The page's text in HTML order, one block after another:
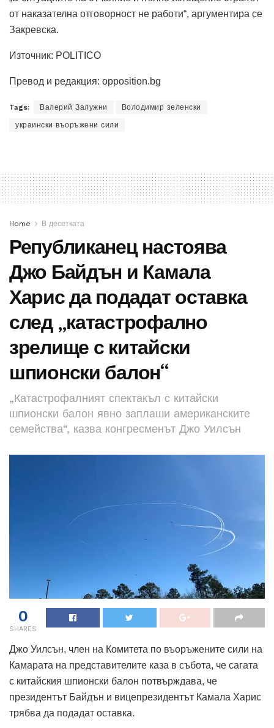
от наказателна отговорност не работи“, аргументира се
Закревска.
Източник: POLITICO
Превод и редакция: opposition.bg
Tags: Валерий Залужни Володимир зеленски
украински въоръжени сили
Home В десетката
Републиканец настоява
Джо Байдън и Камала
Харис да подадат оставка
след „катастрофално
зрелище с китайски
шпионски балон“
„Катастрофалният спектакъл с китайски
шпионски балон явно заплаши американските
семейства“, казва конгресменът Джо Уилсън
0
SHARES
Джо Уилсън, член на Комитета по въоръжените сили на
Камарата на представителите каза в събота, че сагата
с китайския шпионски балон потвърждава, че
президентът Байдън и вицепрезидентът Камала Харис
трябва да подадат оставка.